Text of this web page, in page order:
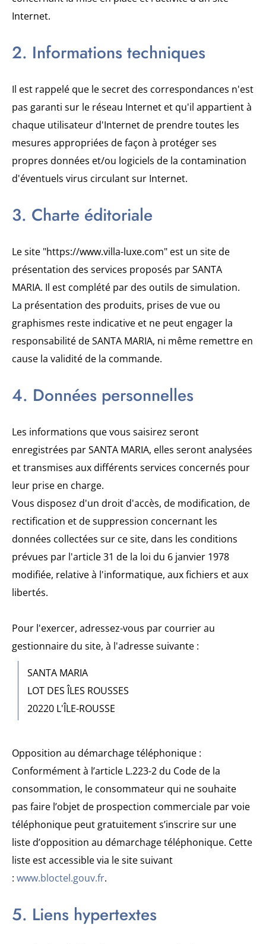
Internet.
2. Informations techniques
Il est rappelé que le secret des correspondances n'est
pas garanti sur le réseau Internet et qu'il appartient à
chaque utilisateur d'Internet de prendre toutes les
mesures appropriées de façon à protéger ses
propres données et/ou logiciels de la contamination
d'éventuels virus circulant sur Internet.
3. Charte éditoriale
Le site "https://www.villa-luxe.com" est un site de
présentation des services proposés par SANTA
MARIA. Il est complété par des outils de simulation.
La présentation des produits, prises de vue ou
graphismes reste indicative et ne peut engager la
responsabilité de SANTA MARIA, ni même remettre en
cause la validité de la commande.
4. Données personnelles
Les informations que vous saisirez seront
enregistrées par SANTA MARIA, elles seront analysées
et transmises aux différents services concernés pour
leur prise en charge.
Vous disposez d'un droit d'accès, de modification, de
rectification et de suppression concernant les
données collectées sur ce site, dans les conditions
prévues par l'article 31 de la loi du 6 janvier 1978
modifiée, relative à l'informatique, aux fichiers et aux
libertés.
Pour l'exercer, adressez-vous par courrier au
gestionnaire du site, à l'adresse suivante :
SANTA MARIA
LOT DES ÎLES ROUSSES
20220 L'ÎLE-ROUSSE
Opposition au démarchage téléphonique :
Conformément à l’article L.223-2 du Code de la
consommation, le consommateur qui ne souhaite
pas faire l’objet de prospection commerciale par voie
téléphonique peut gratuitement s’inscrire sur une
liste d’opposition au démarchage téléphonique. Cette
liste est accessible via le site suivant
: www.bloctel.gouv.fr.
5. Liens hypertextes